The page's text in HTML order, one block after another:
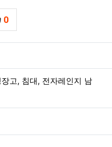
0
추천
고, 침대, 전자레인지 남